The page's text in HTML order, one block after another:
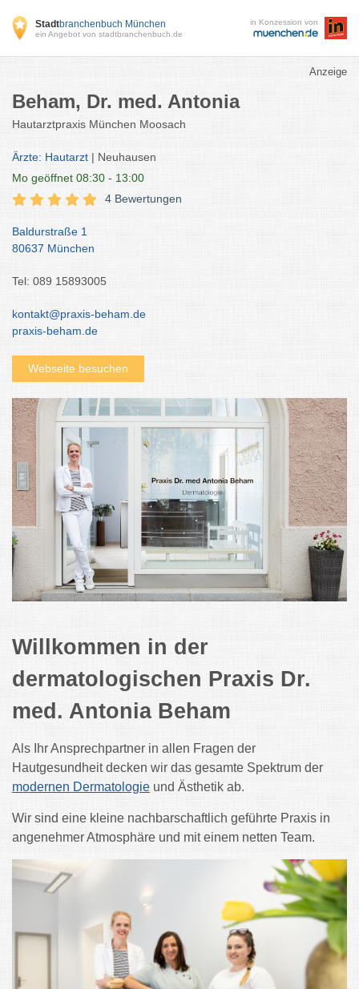
Stadtbranchenbuch München
ein Angebot von stadtbranchenbuch.de
in Konzession von
Anzeige
Beham, Dr. med. Antonia
Hautarztpraxis München Moosach
Ärzte: Hautarzt | Neuhausen
Mo geöffnet 08:30 - 13:00
4 Bewertungen
Baldurstraße 1
80637 München
Tel: 089 15893005
kontakt@praxis-beham.de
praxis-beham.de
Webseite besuchen
Willkommen in der
dermatologischen Praxis Dr.
med. Antonia Beham
Als Ihr Ansprechpartner in allen Fragen der
Hautgesundheit decken wir das gesamte Spektrum der
modernen Dermatologie und Ästhetik ab.
Wir sind eine kleine nachbarschaftlich geführte Praxis in
angenehmer Atmosphäre und mit einem netten Team.